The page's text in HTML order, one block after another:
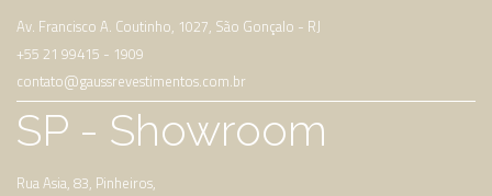
Av. Francisco A. Coutinho, 1027, São Gonçalo - RJ
+55 21 99415 - 1909
contato@gaussrevestimentos.com.br
SP - Showroom
Rua Asia, 83, Pinheiros,